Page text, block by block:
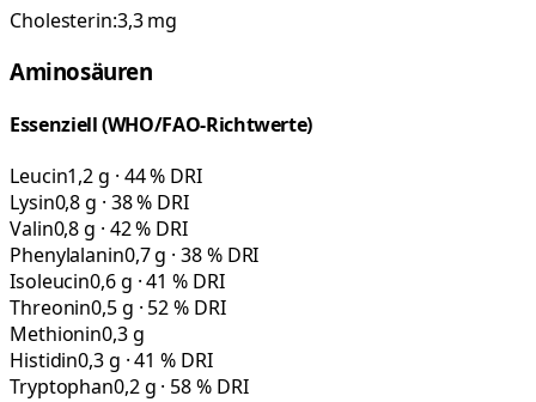
Cholesterin:3,3mg
Aminosäuren
Essenziell (WHO/FAO-Richtwerte)
Leucin1,2 g · 44 % DRI
Lysin0,8 g · 38 % DRI
Valin0,8 g · 42 % DRI
Phenylalanin0,7 g · 38 % DRI
Isoleucin0,6 g · 41 % DRI
Threonin0,5 g · 52 % DRI
Methionin0,3 g
Histidin0,3 g · 41 % DRI
Tryptophan0,2 g · 58 % DRI